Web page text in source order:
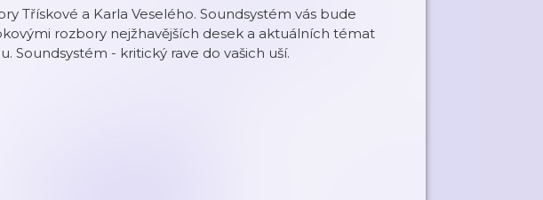
Třískové a Karla Veselého. Soundsystém vás bude
rozbory nejžhavějších desek a aktuálních témat
Soundsystém - kritický rave do vašich uší.